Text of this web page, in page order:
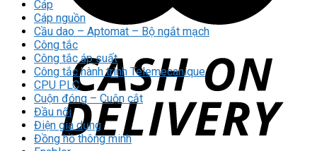
Cáp
Cáp nguồn
Cầu dao – Aptomat – Bộ ngắt mạch
Công tắc
Công tắc áp suất
Công tắc hành trình Telemecanique
CPU PLC
Cuộn đóng – Cuộn cắt
Đầu nối
Điện gia dụng
Đồng hồ thông minh